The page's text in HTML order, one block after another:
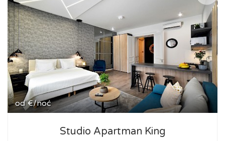
od €/noć
Studio Apartman King